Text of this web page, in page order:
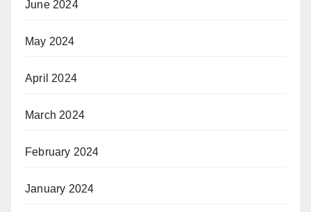
June 2024
May 2024
April 2024
March 2024
February 2024
January 2024